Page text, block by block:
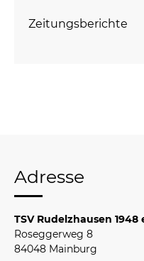
Zeitungsberichte
Adresse
TSV Rudelzhausen 1948
Roseggerweg 8
84048 Mainburg